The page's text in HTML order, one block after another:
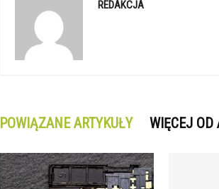
REDAKCJA
POWIĄZANE ARTYKUŁY WIĘCEJ OD